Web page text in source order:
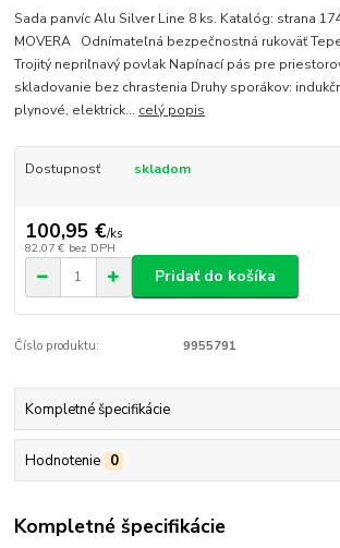
Sada panvíc Alu Silver Line 8 ks. Katalóg: strana
MOVERA Odnímateľná bezpečnostná rukoväť
Trojitý nepriľnavý povlak Napínací pás pre
skladovanie bez chrastenia Druhy sporákov:
plynové, elektrick... celý popis
Dostupnosť skladom
100,95 €/ks
82,07 € bez DPH
Pridať do košíka
Číslo produktu: 9955791
Kompletné špecifikácie
Hodnotenie 0
Kompletné špecifikácie